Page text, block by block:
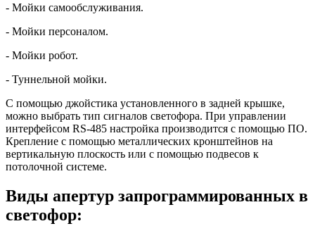
- Мойки самообслуживания.
- Мойки персоналом.
- Мойки робот.
- Туннельной мойки.
С помощью джойстика установленного в задней крышке,
можно выбрать тип сигналов светофора. При управлении
интерфейсом RS-485 настройка производится с помощью ПО.
Крепление с помощью металлических кронштейнов на
вертикальную плоскость или с помощью подвесов к
потолочной системе.
Виды апертур запрограммированных в
светофор:​